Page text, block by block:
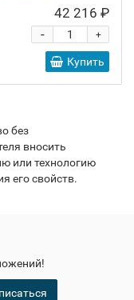
42 216 ₽
+
-
Купить
без
вносить
или технологию
его свойств.